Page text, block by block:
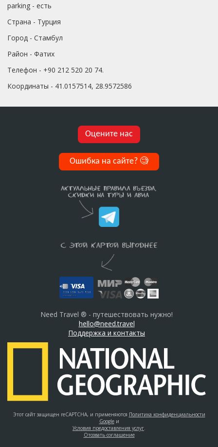
parking - есть
Страна - Турция
Город - Стамбул
Район - Фатих
Телефон - +90 212 520 20 74.
Координаты - 41.0157514, 28.9572586
Оцените нас
Ошибка на сайте? 🧐
Need Travel ® - путешествовать нужно!
hello@need.travel
Поддержка и контакты
Этот сайт защищен reCAPTCHA, и применяются Политика конфиденциальности
Googleи
Условия предоставления услуг.
Отозвать соглашение